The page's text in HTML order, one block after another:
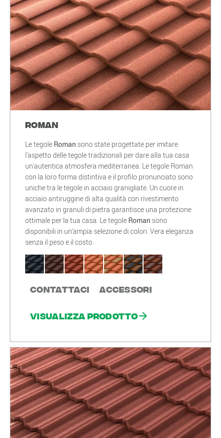
Roman
Le tegole Roman sono state progettate per imitare
l'aspetto delle tegole tradizionali per dare alla tua casa
un'autentica atmosfera mediterranea. Le tegole Roman
con la loro forma distintiva e il profilo pronunciato sono
uniche tra le tegole in acciaio granigliate. Un cuore in
acciaio antiruggine di alta qualità con rivestimento
avanzato in granuli di pietra garantisce una protezione
ottimale per la tua casa. Le tegole Roman sono
disponibili in un'ampia selezione di colori. Vera eleganza
senza il peso e il costo.
Contattaci Accessori
Visualizza prodotto